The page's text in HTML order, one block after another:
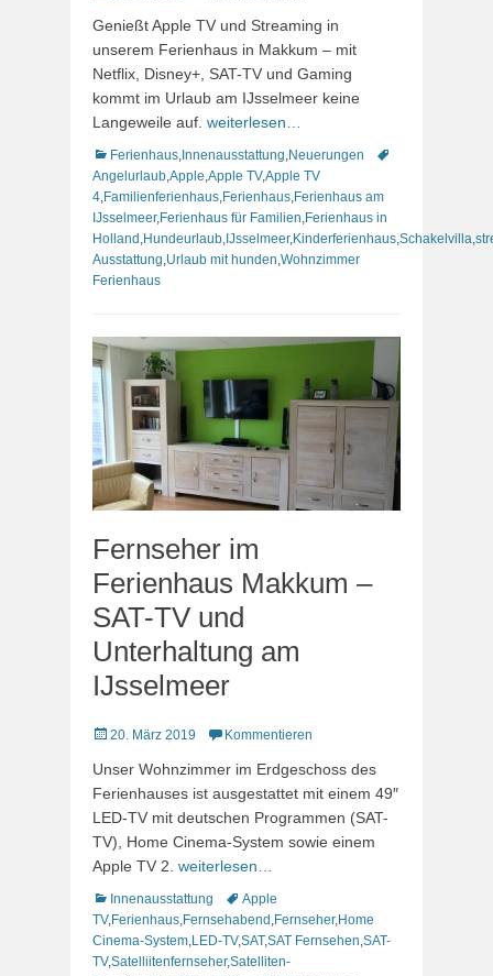
Genießt Apple TV und Streaming in
unserem Ferienhaus in Makkum – mit
Netflix, Disney+, SAT-TV und Gaming
kommt im Urlaub am IJsselmeer keine
Langeweile auf. weiterlesen…
Kategorien
Ferienhaus, Innenausstattung,Neuerungen
Schlagworte
Angelurlaub,Apple,Apple TV,Apple TV
4,Familienferienhaus,Ferienhaus,Ferienhaus am
IJsselmeer,Ferienhaus für Familien,Ferienhaus in
Holland ,Hundeurlaub, IJsselmeer,Kinderferienhaus,Schakelvilla,
Ausstattung,Urlaub mit hunden,Wohnzimmer
Ferienhaus
Fernseher im
Ferienhaus Makkum –
SAT-TV und
Unterhaltung am
IJsselmeer
Veröffentlicht
20. März 2019 Kommentieren
Unser Wohnzimmer im Erdgeschoss des
Ferienhauses ist ausgestattet mit einem 49″
LED-TV mit deutschen Programmen (SAT-
TV), Home Cinema-System sowie einem
Apple TV 2. weiterlesen…
Kategorien
Innenausstattung Schlagworte
Apple
TV, Ferienhaus Fernsehabend Fernseher, Home
Cinema-System LED-TV,SAT,SAT Fernsehen SAT-
TV,Satelliitenfernseher,Satelliten-